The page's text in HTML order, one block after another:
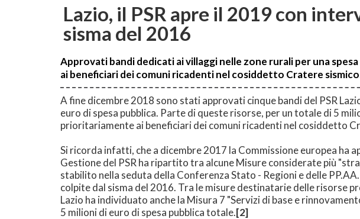
Lazio, il PSR apre il 2019 con
sisma del 2016
Approvati bandi dedicati ai villaggi nelle zone rurali per una
ai beneficiari dei comuni ricadenti nel cosiddetto Cratere
A fine dicembre 2018 sono stati approvati cinque bandi del PSR
euro di spesa pubblica. Parte di queste risorse, per un totale di 5
prioritariamente ai beneficiari dei comuni ricadenti nel cosiddetto
Si ricorda infatti, che a dicembre 2017 la Commissione europea ha
Gestione del PSR ha ripartito tra alcune Misure considerate più
stabilito nella seduta della Conferenza Stato - Regioni e delle
colpite dal sisma del 2016. Tra le misure destinatarie delle risorse
Lazio ha individuato anche la Misura 7 "Servizi di base e
5 milioni di euro di spesa pubblica totale.[2]